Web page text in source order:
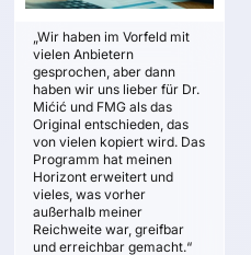
„Wir haben im Vorfeld mit
vielen Anbietern
gesprochen, aber dann
haben wir uns lieber für Dr.
Mićić und FMG als das
Original entschieden, das
von vielen kopiert wird. Das
Programm hat meinen
Horizont erweitert und
vieles, was vorher
außerhalb meiner
Reichweite war, greifbar
und erreichbar gemacht.“
strukturierten
Vorgehensweise.
Eine aus dem
Unternehmen heraus
entwickelte
Zukunftsstrategie mit
einem hoch-
motivierten Team.